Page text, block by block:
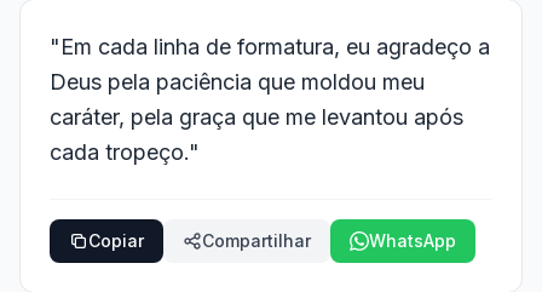
"Em cada linha de formatura, eu agradeço a
Deus pela paciência que moldou meu
caráter, pela graça que me levantou após
cada tropeço."
Copiar Compartilhar WhatsApp